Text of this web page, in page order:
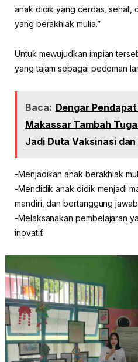
anak didik yang cerdas, sehat,
yang berakhlak mulia.”
Untuk mewujudkan impian
yang tajam sebagai pedoman
Baca: Dengar
Makassar Tambah
Jadi Duta Vaksinasi
-Menjadikan anak berakhlak
-Mendidik anak didik menjadi
mandiri, dan bertanggung
-Melaksanakan pembelajaran
inovatif.